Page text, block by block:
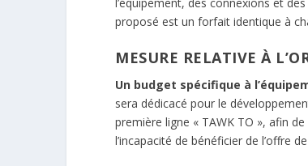
proposé est un forfait identique à
MESURE RELATIVE À
Un budget spécifique à
sera dédicacé pour le
première ligne « TAWK TO », afin
l’incapacité de bénéficier de l’offre